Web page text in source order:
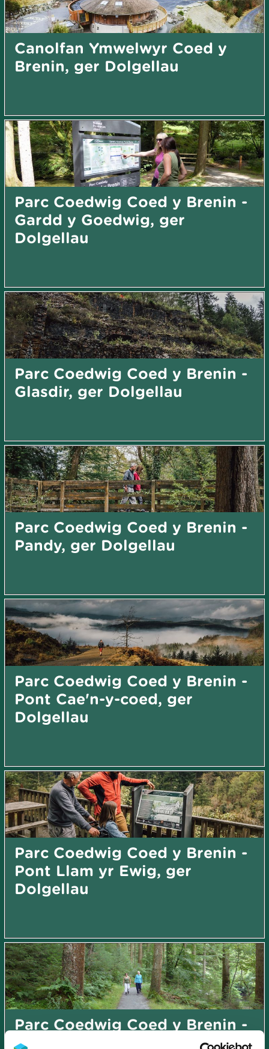
Canolfan Ymwelwyr Coed y
Brenin, ger Dolgellau
Parc Coedwig Coed y Brenin -
Gardd y Goedwig, ger
Dolgellau
Parc Coedwig Coed y Brenin -
Glasdir, ger Dolgellau
Parc Coedwig Coed y Brenin -
Pandy, ger Dolgellau
Parc Coedwig Coed y Brenin -
Pont Cae'n-y-coed, ger
Dolgellau
Parc Coedwig Coed y Brenin -
Pont Llam yr Ewig, ger
Dolgellau
Parc Coedwig Coed y Brenin -
Pont Ty'n-y-groes, ger